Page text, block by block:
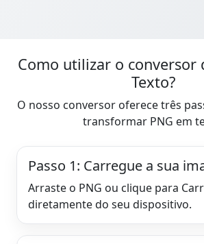
Como utilizar o conversor
Texto?
O nosso conversor oferece três
transformar PNG em
Passo 1: Carregue a sua
Arraste o PNG ou clique para
diretamente do seu dispositivo.